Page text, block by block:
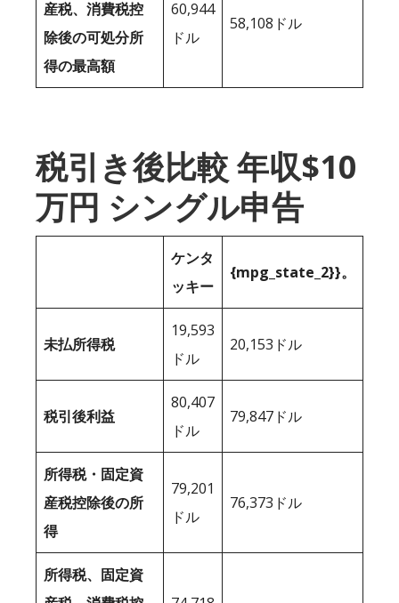
産税、消費税控
除後の可処分所
得の最高額
60,944
ドル
58,108ドル
税引き後比較 年収$10
万円 シングル申告
ケンタ
ッキー
{mpg_state_2}}。
未払所得税
19,593
ドル
20,153ドル
税引後利益
80,407
ドル
79,847ドル
所得税・固定資
産税控除後の所
得
79,201
ドル
76,373ドル
所得税、固定資